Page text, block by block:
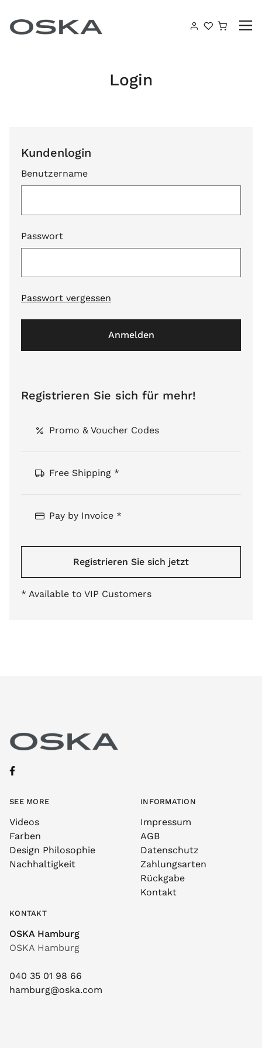
Login
Kundenlogin
Benutzername
Passwort
Passwort vergessen
Anmelden
Registrieren Sie sich für mehr!
Promo & Voucher Codes
Free Shipping *
Pay by Invoice *
Registrieren Sie sich jetzt
* Available to VIP Customers
SEE MORE
Videos
Farben
Design Philosophie
Nachhaltigkeit
INFORMATION
Impressum
AGB
Datenschutz
Zahlungsarten
Rückgabe
Kontakt
KONTAKT
OSKA Hamburg
OSKA Hamburg
040 35 01 98 66
hamburg@oska.com